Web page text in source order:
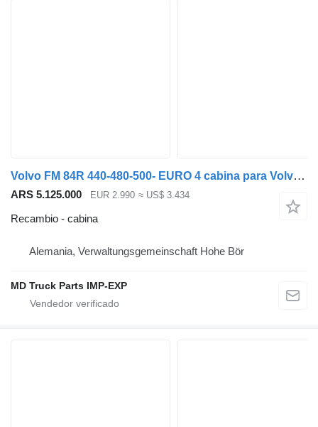
Volvo FM 84R 440-480-500- EURO 4 cabina para Volvo FM camión
ARS 5.125.000 EUR 2.990 ≈ US$ 3.434
Recambio - cabina
Alemania, Verwaltungsgemeinschaft Hohe Bör
MD Truck Parts IMP-EXP